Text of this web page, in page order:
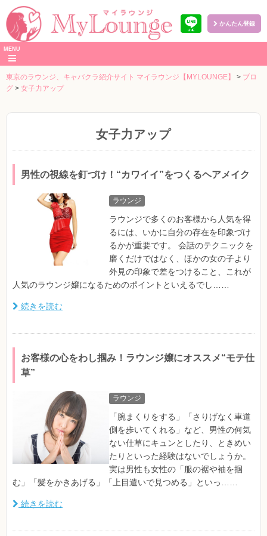
本
へ
かんたん登録
MENU
東京のラウンジ、キャバクラ紹介サイト マイラウンジ【MYLOUNGE】 > ブロ
グ > 女子力アップ
女子力アップ
男性の視線を釘づけ！“カワイイ”をつくるヘアメイク
ラウンジ
ラウンジで多くのお客様から人気を得
るには、いかに自分の存在を印象づけ
るかが重要です。 会話のテクニックを
磨くだけではなく、ほかの女の子より
外見の印象で差をつけること、これが
人気のラウンジ嬢になるためのポイントといえるでし……
続きを読む
お客様の心をわし掴み！ラウンジ嬢にオススメ“モテ仕
草”
ラウンジ
「腕まくりをする」「さりげなく車道
側を歩いてくれる」など、男性の何気
ない仕草にキュンとしたり、ときめい
たりといった経験はないでしょうか。
実は男性も女性の「服の裾や袖を掴
む」「髪をかきあげる」「上目遣いで見つめる」といっ……
続きを読む